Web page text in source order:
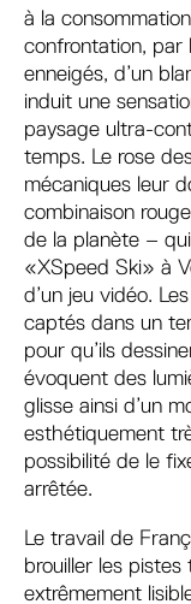
à la
confrontation, par
enneigés, d’un
induit une
paysage ultra-
temps. Le rose
mécaniques leur
combinaison
de la planète –
«XSpeed Ski» à
d’un jeu vidéo.
captés dans un
pour qu’ils
évoquent des
glisse ainsi d’un
esthétiquement
possibilité de le
arrêtée.
Le travail de
brouiller les
extrêmement